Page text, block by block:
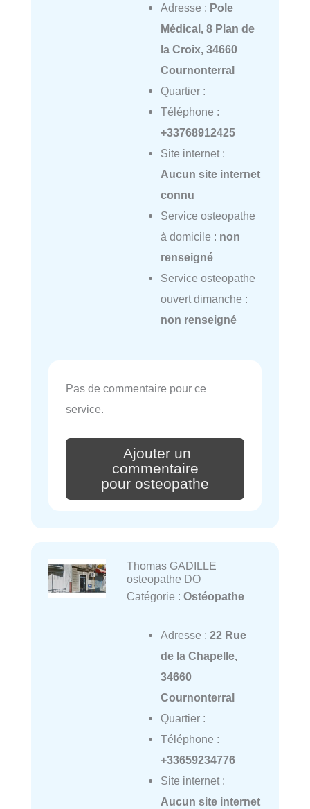
Adresse : Pole
Médical, 8 Plan de
la Croix, 34660
Cournonterral
Quartier :
Téléphone :
+33768912425
Site internet :
Aucun site internet
connu
Service osteopathe
à domicile : non
renseigné
Service osteopathe
ouvert dimanche :
non renseigné
Pas de commentaire pour ce
service.
Ajouter un
commentaire
pour osteopathe
Thomas GADILLE
osteopathe DO
Catégorie : Ostéopathe
Adresse : 22 Rue
de la Chapelle,
34660
Cournonterral
Quartier :
Téléphone :
+33659234776
Site internet :
Aucun site internet